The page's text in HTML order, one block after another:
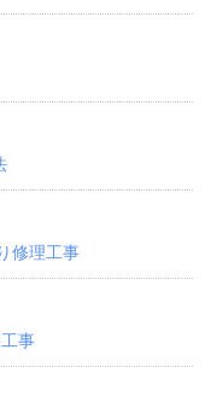
修理工事
事